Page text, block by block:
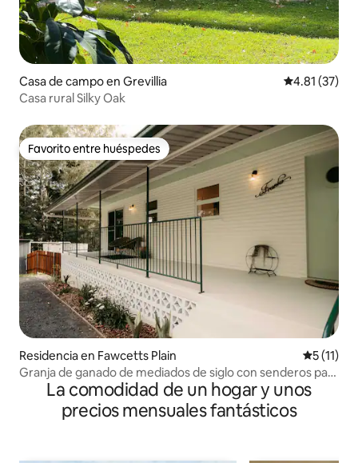
Casa de campo en Grevillia Calificación
4.81 (37)
Casa rural Silky Oak
Favorito entre huéspedes
Favorito entre huéspedes
Residencia en Fawcetts Plain
5 (11)
Granja de ganado de mediados de siglo con senderos para
pasearLa comodidad de un hogar y unos
precios mensuales fantásticos